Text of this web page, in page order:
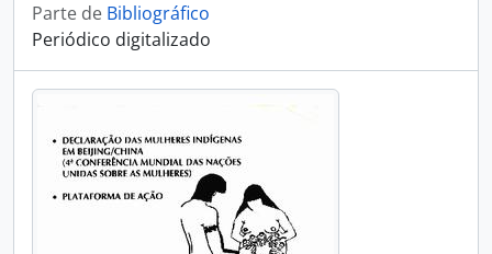
Parte de Bibliográfico
Periódico digitalizado